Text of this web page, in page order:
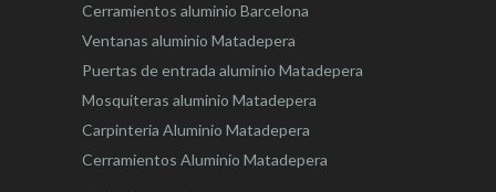
Cerramientos aluminio Barcelona
Ventanas aluminio Matadepera
Puertas de entrada aluminio Matadepera
Mosquiteras aluminio Matadepera
Carpinteria Aluminio Matadepera
Cerramientos Aluminio Matadepera